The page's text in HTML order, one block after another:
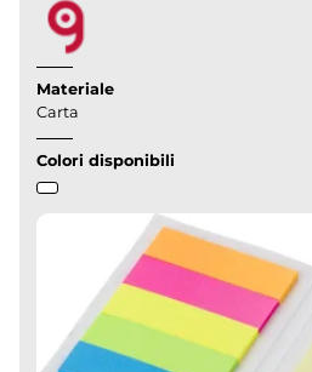
Materiale
Carta
Colori disponibili